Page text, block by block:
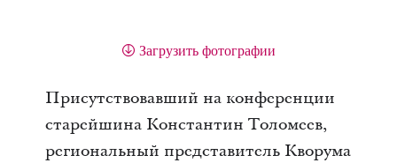
Загрузить фотографии
Присутствовавший на конференции
старейшина Константин Толомеев,
региональный представитель Кворума